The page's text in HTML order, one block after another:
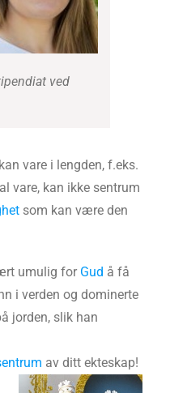
ved
vare i lengden, f.eks.
vare, kan ikke sentrum
som kan være den
umulig for Gud å få
i verden og dominerte
jorden, slik han
av ditt ekteskap!